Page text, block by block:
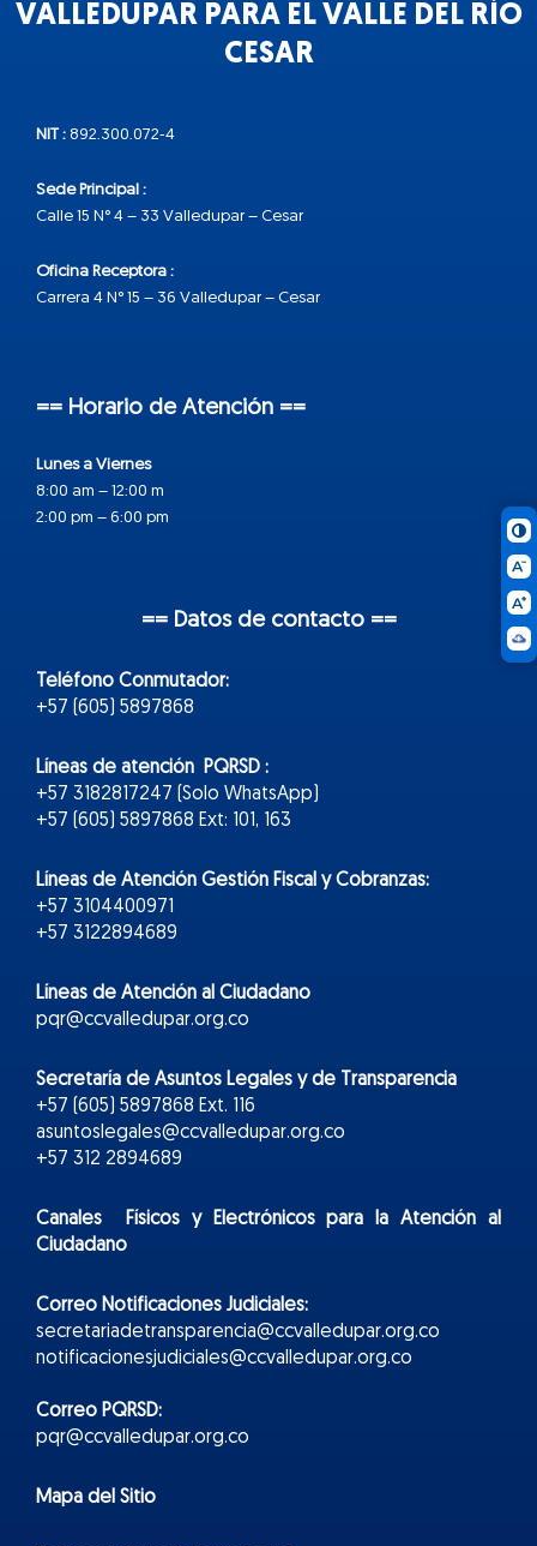
VALLEDUPAR PARA EL VALLE DEL RÍO
CESAR
NIT : 892.300.072-4
Sede Principal :
Calle 15 N° 4 – 33 Valledupar – Cesar
Oficina Receptora :
Carrera 4 N° 15 – 36 Valledupar – Cesar
== Horario de Atención ==
Lunes a Viernes
8:00 am – 12:00 m
2:00 pm – 6:00 pm
== Datos de contacto ==
Teléfono Conmutador:
+57 (605) 5897868
Líneas de atención PQRSD :
+57 3182817247 (Solo WhatsApp)
+57 (605) 5897868 Ext: 101, 163
Líneas de Atención Gestión Fiscal y Cobranzas:
+57 3104400971
+57 3122894689
Líneas de Atención al Ciudadano
pqr@ccvalledupar.org.co
Secretaría de Asuntos Legales y de Transparencia
+57 (605) 5897868 Ext. 116
asuntoslegales@ccvalledupar.org.co
+57 312 2894689
Canales Físicos yElectrónicospara la Atención al
Ciudadano
Correo Notificaciones Judiciales:
secretariadetransparencia@ccvalledupar.org.co
notificacionesjudiciales@ccvalledupar.org.co
Correo PQRSD:
pqr@ccvalledupar.org.co
Mapa del Sitio